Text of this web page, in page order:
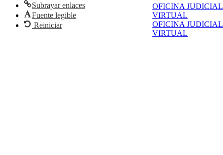
OFICINA JUDICIAL
VIRTUAL
OFICINA JUDICIAL
VIRTUAL
Subrayar enlaces
Fuente legible
Reiniciar